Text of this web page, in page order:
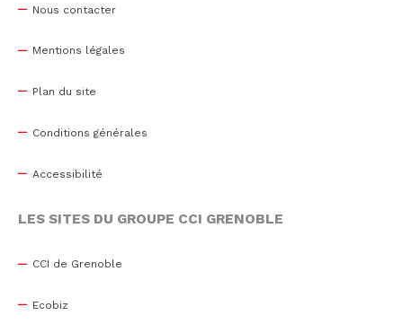
Nous contacter
Mentions légales
Plan du site
Conditions générales
Accessibilité
LES SITES DU GROUPE CCI GRENOBLE
CCI de Grenoble
Ecobiz